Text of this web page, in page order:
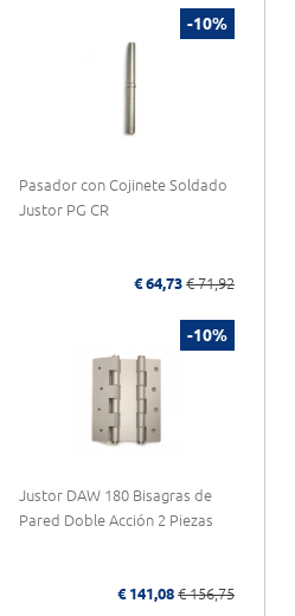
-10%
Pasador con Cojinete Soldado
Justor PG CR
€ 64,73 € 71,92
-10%
Justor DAW 180 Bisagras de
Pared Doble Acción 2 Piezas
€ 141,08 € 156,75